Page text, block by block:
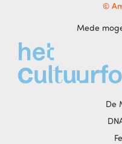
©
Mede
De